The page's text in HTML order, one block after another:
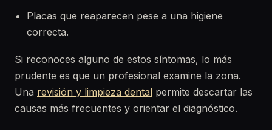
Placas que reaparecen pese a una higiene
correcta.
Si reconoces alguno de estos síntomas, lo más
prudente es que un profesional examine la zona.
Una revisión y limpieza dental permite descartar las
causas más frecuentes y orientar el diagnóstico.